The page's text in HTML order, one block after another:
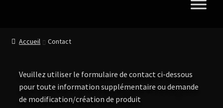
Accueil Contact
Veuillez utiliser le formulaire de contact ci-dessous
pour toute information supplémentaire ou demande
de modification/création de produit